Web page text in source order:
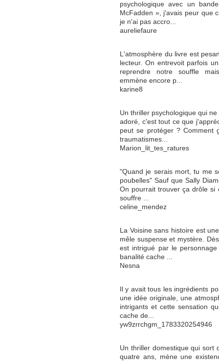
psychologique avec un
McFadden », j'avais peur que
je n'ai pas accro...
aureliefaure
L'atmosphère du livre est
lecteur. On entrevoit parfois
reprendre notre souffle
emmène encore p...
karine8
Un thriller psychologique qui
adoré, c'est tout ce que
peut se protéger ? Comment
traumatismes...
Marion_lit_tes_ratures
"Quand je serais mort, tu me
poubelles" Sauf que Sally
On pourrait trouver ça drôle si
souffre ...
celine_mendez
La Voisine sans histoire est
mêle suspense et mystère.
est intrigué par le
banalité cache ...
Nesna
Il y avait tous les ingrédients
une idée originale, une
intrigants et cette sensation
cache de...
yw9zrrchgm_1783320254946
Un thriller domestique qui sort
quatre ans, mène une